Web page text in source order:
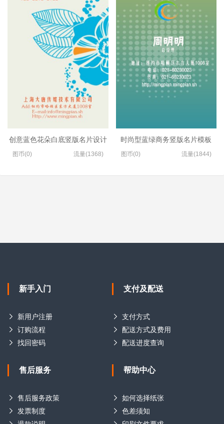
创意蓝色花朵白底竖版名片设计
图币(0) 流量(1368)
时尚型蓝绿商务竖版名片模板
图币(0) 流量(1844)
新手入门
新用户注册
订购流程
找回密码
支付及配送
支付方式
配送方式及费用
配送进度查询
售后服务
售后服务政策
发票制度
帮助中心
如何选择纸张
色差须知